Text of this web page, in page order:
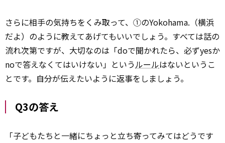
さらに相手の気持ちをくみ取って、①のYokohama.（横浜
だよ）のように教えてあげてもいいでしょう。すべては話の
流れ次第ですが、大切なのは「doで聞かれたら、必ずyesか
noで答えなくてはいけない」というルールはないというこ
とです。自分が伝えたいように返事をしましょう。
Q3の答え
「子どもたちと一緒にちょっと立ち寄ってみてはどうです